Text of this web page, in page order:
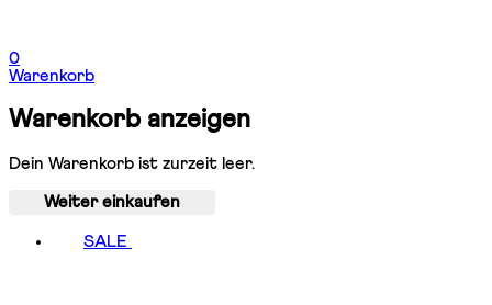
0
Warenkorb
Warenkorb anzeigen
Dein Warenkorb ist zurzeit leer.
Weiter einkaufen
SALE